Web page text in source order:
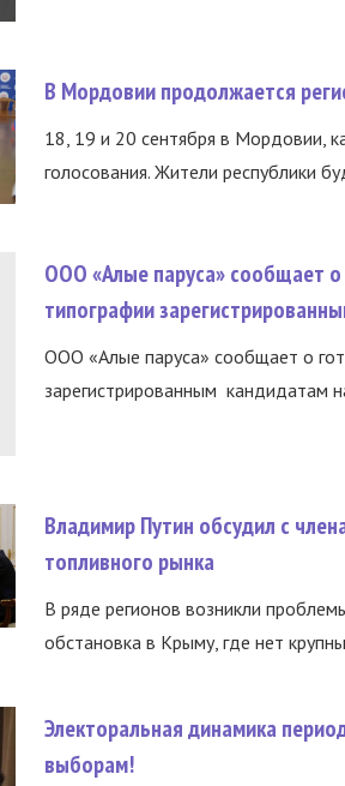
В Мордовии продолжается
18, 19 и 20 сентября в Мордовии,
голосования. Жители республики
ООО «Алые паруса» сообщает о
типографии
ООО «Алые паруса» сообщает о
зарегистрированным кандидатам
Владимир Путин обсудил с
топливного рынка
В ряде регионов возникли
обстановка в Крыму, где нет
Электоральная динамика
выборам!